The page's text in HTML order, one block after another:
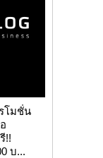
โมชั่น
!!
บ...